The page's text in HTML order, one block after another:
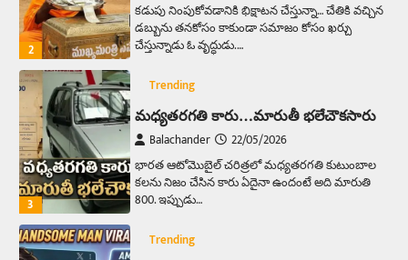
2
కడుపు నింపుకోవడానికి భిక్షాటన చేస్తున్నా… చేతికి వచ్చిన
డబ్బును తనకోసం కాకుండా సమాజం కోసం ఖర్చు
చేస్తున్నాడు ఓ వృద్ధుడు.…
3
Trending
మధ్యతరగతి కారు…మారుతీ భలేచౌకసారు
Balachander 22/05/2026
భారత ఆటోమొబైల్ చరిత్రలో మధ్యతరగతి కుటుంబాల
కలను నిజం చేసిన కారు ఏదైనా ఉందంటే అది మారుతి
800. ఇప్పుడు…
Trending